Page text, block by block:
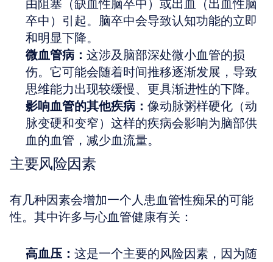
由阻塞（缺血性脑卒中）或出血（出血性脑
卒中）引起。脑卒中会导致认知功能的立即
和明显下降。
微血管病： 这涉及脑部深处微小血管的损
伤。它可能会随着时间推移逐渐发展，导致
思维能力出现较缓慢、更具渐进性的下降。
影响血管的其他疾病： 像动脉粥样硬化（动
脉变硬和变窄）这样的疾病会影响为脑部供
血的血管，减少血流量。
主要风险因素
有几种因素会增加一个人患血管性痴呆的可能
性。其中许多与心血管健康有关：
高血压： 这是一个主要的风险因素，因为随